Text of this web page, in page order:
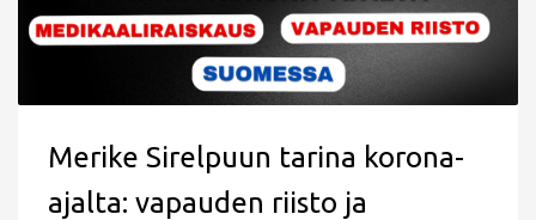
Merike Sirelpuun tarina korona-
ajalta: vapauden riisto ja